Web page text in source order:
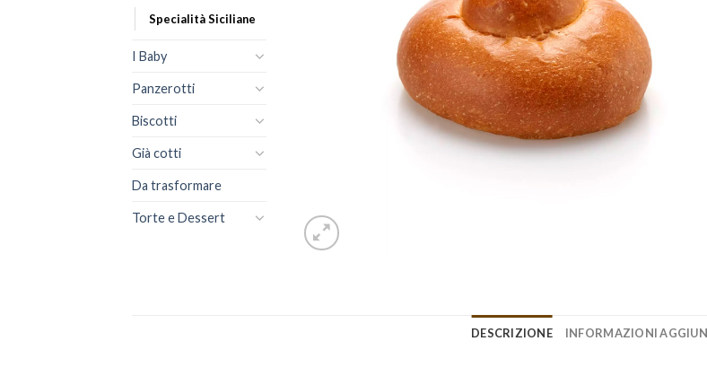
Specialità Siciliane
I Baby
Panzerotti
Biscotti
Già cotti
Da trasformare
Torte e Dessert
DESCRIZIONE INFORMAZIONI